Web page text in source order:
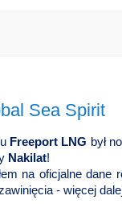
Sea Spirit
Freeport LNG był
Nakilat!
na oficjalne dane
- więcej